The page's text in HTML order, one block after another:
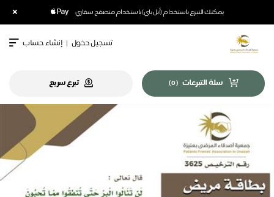
يمكنك التبرع باستخدام (أبل باي) باستخدام متصفح سفاري ×
تسجيل دخول | إنشاء حساب
سلة التبرعات (
0
) تبرع سريع